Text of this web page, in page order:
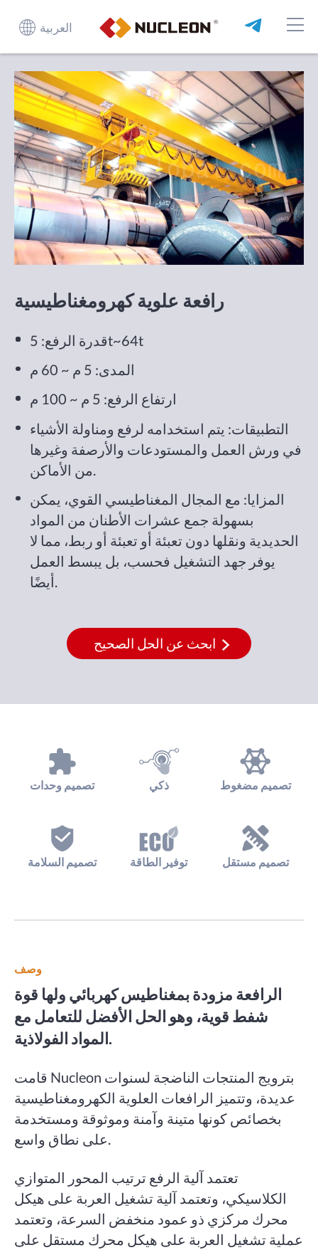
العربية
رافعة علوية كهرومغناطيسية
قدرة الرفع: 5t~64t
المدى: 5 م ~ 60 م
ارتفاع الرفع: 5 م ~ 100 م
التطبيقات: يتم استخدامه لرفع ومناولة الأشياء
في ورش العمل والمستودعات والأرصفة وغيرها
من الأماكن.
المزايا: مع المجال المغناطيسي القوي، يمكن
بسهولة جمع عشرات الأطنان من المواد
الحديدية ونقلها دون تعبئة أو تعبئة أو ربط، مما لا
يوفر جهد التشغيل فحسب، بل يبسط العمل
أيضًا.
ابحث عن الحل الصحيح
تصميم وحدات ذكي تصميم مضغوط
تصميم السلامة توفير الطاقة تصميم مستقل
وصف
الرافعة مزودة بمغناطيس كهربائي ولها قوة
شفط قوية، وهو الحل الأفضل للتعامل مع
المواد الفولاذية.
قامت Nucleon بترويج المنتجات الناضجة لسنوات
عديدة، وتتميز الرافعات العلوية الكهرومغناطيسية
بخصائص كونها متينة وآمنة وموثوقة ومستخدمة
على نطاق واسع.
تعتمد آلية الرفع ترتيب المحور المتوازي
الكلاسيكي، وتعتمد آلية تشغيل العربة على هيكل
محرك مركزي ذو عمود منخفض السرعة، وتعتمد
عملية تشغيل العربة على هيكل محرك مستقل على